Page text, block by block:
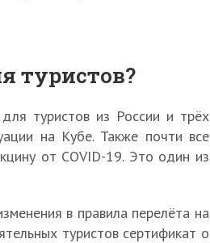
туристов?
туристов из России и трёх
на Кубе. Также почти все
от COVID-19. Это один из
в правила перелёта на
туристов сертификат о